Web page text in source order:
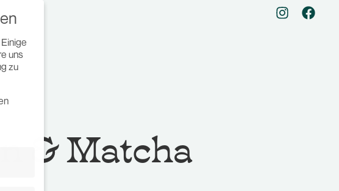
& Matcha
uns
zu